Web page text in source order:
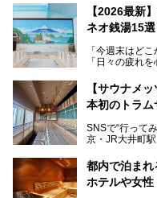
レトロでノス
を知る地元の
る、今の時代の
ビアバーなど
す。充実した
【2026最新
ネオ銭湯15
「今週末はど
「日々の疲れ
となっている
最近、SNSやメ
本記事では、そ
いおしゃれな
します。
【サウナメ
本初のトラム
SNSで“行って
京・JR大井町
ツァ大井町トラ
ポ―トします。
都内で泊ま
ホテルや女性